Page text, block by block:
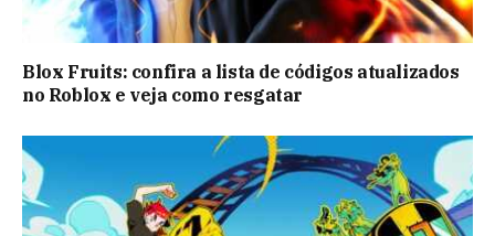
Blox Fruits: confira a lista de códigos atualizados
no Roblox e veja como resgatar